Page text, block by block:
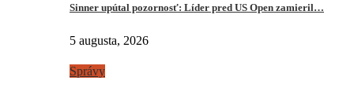
Sinner upútal pozornosť: Líder pred US Open zamieril…
5 augusta, 2026
Správy